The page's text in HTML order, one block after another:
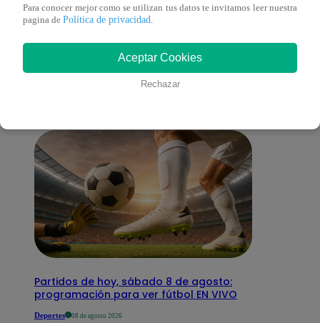
También te puede
interesar
Partidos de hoy, sábado 8 de agosto:
programación para ver fútbol EN VIVO
Deportes 08 de agosto 2026
Para conocer mejor como se utilizan tus datos te invitamos leer nuestra
pagina de Política de privacidad.
Aceptar Cookies
Rechazar